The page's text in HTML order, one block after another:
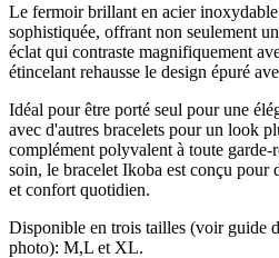
Le fermoir brillant en acier
sophistiquée, offrant non seulement
éclat qui contraste magnifiquement
étincelant rehausse le design épuré
Idéal pour être porté seul pour une
avec d'autres bracelets pour un look
complément polyvalent à toute
soin, le bracelet Ikoba est conçu pour
et confort quotidien.
Disponible en trois tailles (voir guide
photo): M,L et XL.